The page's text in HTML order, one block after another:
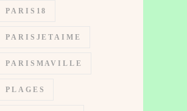
PARIS18
PARISJETAIME
PARISMAVILLE
PLAGES